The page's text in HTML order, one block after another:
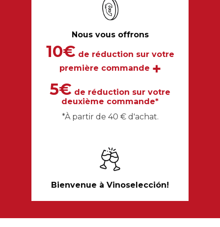
Nous vous offrons
10€ de réduction sur votre
première commande +
5€ de réduction sur votre
deuxième commande*
*À partir de 40 € d'achat.
Bienvenue à Vinoselección!